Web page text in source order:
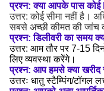
प्रश्न: क्या आपके पास कोई
उत्तर: कोई सीमा नहीं है।
सबसे अच्छी कीमत की जांच
प्रश्न: डिलीवरी का समय
उत्तर: आम तौर पर 7-15
लिए व्यवस्था करेंगे।
प्रश्न: आप हमसे क्या
उत्तरः धातु स्टैम्पिंग/टॉगल